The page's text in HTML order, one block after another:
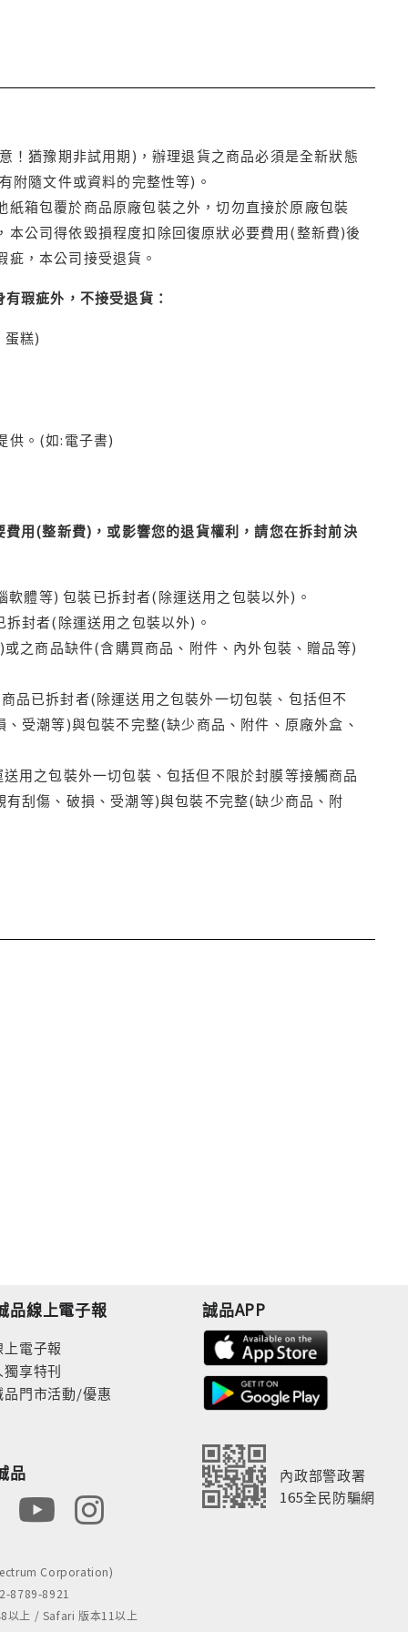
！猶豫期非試用期)，辦理退貨之商品必須是全新狀態
附隨文件或資料的完整性等)。
箱包覆於商品原廠包裝之外，切勿直接於原廠包裝
公司得依毀損程度扣除回復原狀必要費用(整新費)後
，本公司接受退貨。
瑕疵外，不接受退貨：
蛋糕)
供。(如:電子書)
用(整新費)，或影響您的退貨權利，請您在拆封前決
體等) 包裝已拆封者(除運送用之包裝以外)。
封者(除運送用之包裝以外)。
之商品缺件(含購買商品、附件、內外包裝、贈品等)
品已拆封者(除運送用之包裝外一切包裝、包括但不
受潮等)與包裝不完整(缺少商品、附件、原廠外盒、
用之包裝外一切包裝、包括但不限於封膜等接觸商品
刮傷、破損、受潮等)與包裝不完整(缺少商品、附
品線上電子報
電子報
享特刊
品門市活動/優惠
品
誠品APP
內政部警政署
165全民防騙網
Corporation)
8789-8921
以上 / Safari 版本11以上